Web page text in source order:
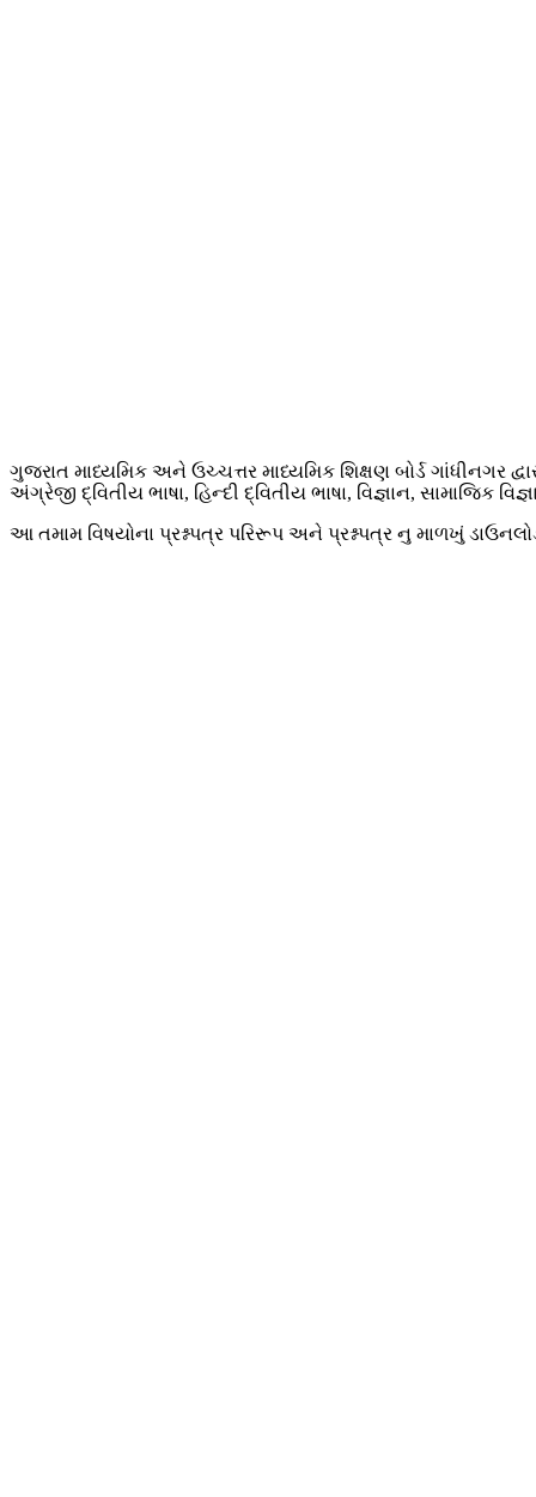
ગુજરાત માધ્યમિક અને ઉચ્ચત્તર માધ્યમિક શિક્ષણ બોર્ડ ગાંધીનગર
અંગ્રેજી દ્વિતીય ભાષા, હિન્દી દ્વિતીય ભાષા, વિજ્ઞાન, સામાજિક
આ તમામ વિષયોના પ્રશ્નપત્ર પરિરૂપ અને પ્રશ્નપત્ર નુ માળખું